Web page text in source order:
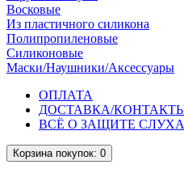
Восковые
Из пластичного силикона
Полипропиленовые
Силиконовые
Маски/Наушники/Аксессуары
ОПЛАТА
ДОСТАВКА/
ВСЁ О ЗАЩИТЕ
Корзина покупок: 0